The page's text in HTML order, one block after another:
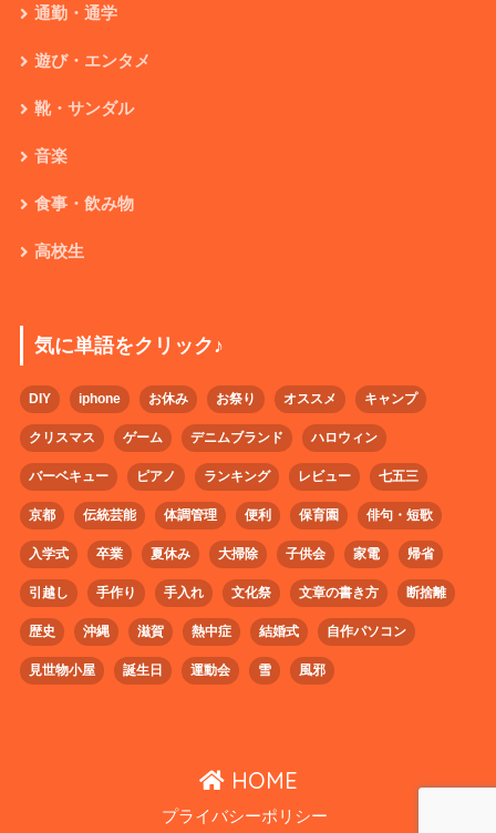
通勤・通学
遊び・エンタメ
靴・サンダル
音楽
食事・飲み物
高校生
気に単語をクリック♪
DIY iphone お休み お祭り オススメ キャンプ
クリスマス ゲーム デニムブランド ハロウィン
バーベキュー ピアノ ランキング レビュー 七五三
京都 伝統芸能 体調管理 便利 保育園 俳句・短歌
入学式 卒業 夏休み 大掃除 子供会 家電 帰省
引越し 手作り 手入れ 文化祭 文章の書き方 断捨離
歴史 沖縄 滋賀 熱中症 結婚式 自作パソコン
見世物小屋 誕生日 運動会 雪 風邪
HOME
プライバシーポリシー